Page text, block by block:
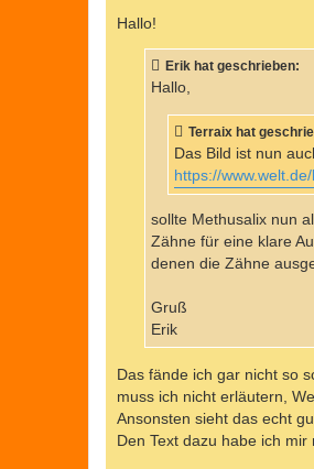
r
a
g
Hallo!
Erik hat geschrieben:
Hallo,
Terraix hat
Das Bild ist nun
https://
sollte Methusalix nun
Zähne für eine klare
denen die Zähne
Gruß
Erik
Das fände ich gar nicht so
muss ich nicht erläutern,
Ansonsten sieht das echt
Den Text dazu habe ich